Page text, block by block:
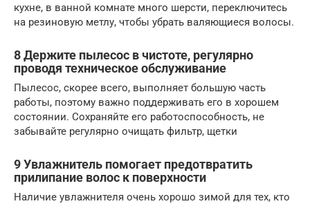
кухне, в ванной комнате много шерсти, переключитесь
на резиновую метлу, чтобы убрать валяющиеся волосы.
8 Держите пылесос в чистоте, регулярно
проводя техническое обслуживание
Пылесос, скорее всего, выполняет большую часть
работы, поэтому важно поддерживать его в хорошем
состоянии. Сохраняйте его работоспособность, не
забывайте регулярно очищать фильтр, щетки
9 Увлажнитель помогает предотвратить
прилипание волос к поверхности
Наличие увлажнителя очень хорошо зимой для тех, кто